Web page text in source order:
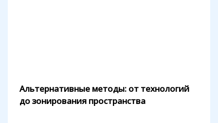
Альтернативные методы: от технологий
до зонирования пространства